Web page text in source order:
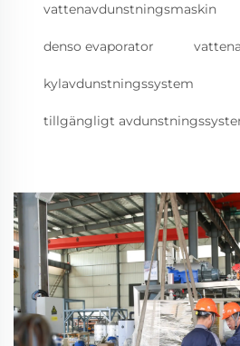
vattenavdunstningsmaskin
denso evaporator
kylavdunstningssystem
tillgängligt